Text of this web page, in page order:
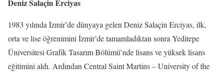
Deniz Salaçin Erciyas
1983 yılında İzmir’de dünyaya gelen Deniz Salaçin Erciyas, ilk,
orta ve lise öğrenimini İzmir’de tamamladıktan sonra Yeditepe
Üniversitesi Grafik Tasarım Bölümü’nde lisans ve yüksek lisans
eğitimini aldı. Ardından Central Saint Martins – University of the